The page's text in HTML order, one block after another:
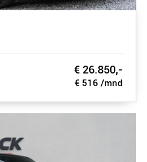
€ 26.850,-
€ 516 /mnd